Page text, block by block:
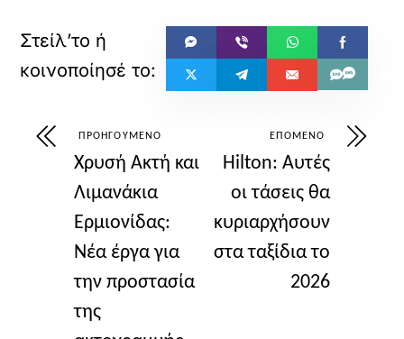
ΠΡΟΗΓΟΎΜΕΝΟ
Χρυσή Ακτή και
Λιμανάκια
Ερμιονίδας:
Νέα έργα για
την προστασία
της
ΕΠΌΜΕΝΟ
Hilton: Αυτές
οι τάσεις θα
κυριαρχήσουν
στα ταξίδια το
2026